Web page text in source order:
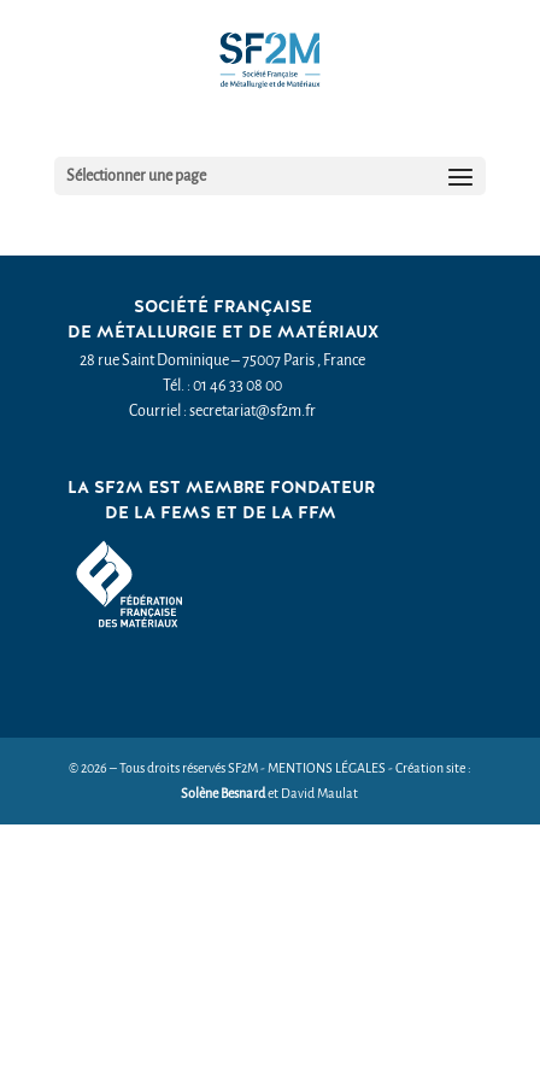
Sélectionner une page
SOCIÉTÉ FRANÇAISE
DE MÉTALLURGIE ET DE MATÉRIAUX
28 rue Saint Dominique – 75007 Paris , France
Tél. : 01 46 33 08 00
Courriel : secretariat@sf2m.fr
LA SF2M EST MEMBRE FONDATEUR
DE LA FEMS ET DE LA FFM
© 2026 – Tous droits réservés SF2M - MENTIONS LÉGALES - Création site :
Solène Besnardet David Maulat